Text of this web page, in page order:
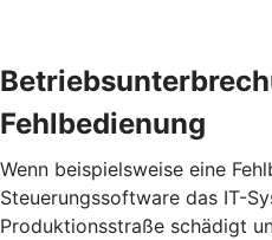
Fehl­bedienung
Wenn beispielsweise eine
Steuerungssoftware das IT-
Produktionsstraße schädigt